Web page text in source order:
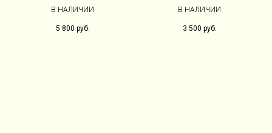
В НАЛИЧИИ
5 800 руб.
В НАЛИЧИИ
3 500 руб.